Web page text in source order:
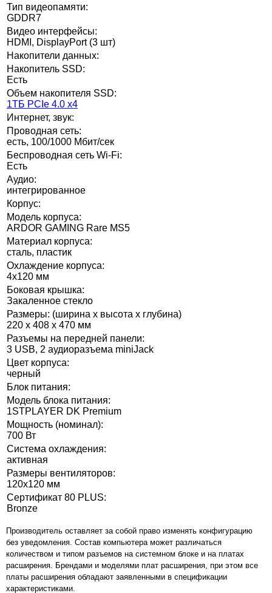
Тип видеопамяти:
GDDR7
Видео интерфейсы:
HDMI, DisplayPort (3 шт)
Накопители данных:
Накопитель SSD:
Есть
Объем накопителя SSD:
1ТБ PCIe 4.0 x4
Интернет, звук:
Проводная сеть:
есть, 100/1000 Мбит/сек
Беспроводная сеть Wi-Fi:
Есть
Аудио:
интегрированное
Корпус:
Модель корпуса:
ARDOR GAMING Rare MS5
Материал корпуса:
сталь, пластик
Охлаждение корпуса:
4х120 мм
Боковая крышка:
Закаленное стекло
Размеры: (ширина x высота x глубина)
220 x 408 x 470 мм
Разъемы на передней панели:
3 USB, 2 аудиоразъема miniJack
Цвет корпуса:
черный
Блок питания:
Модель блока питания:
1STPLAYER DK Premium
Мощность (номинал):
700 Вт
Система охлаждения:
активная
Размеры вентиляторов:
120x120 мм
Сертификат 80 PLUS:
Bronze
Производитель оставляет за собой право изменять конфигурацию
без уведомления. Состав компьютера может различаться
количеством и типом разъемов на системном блоке и на платах
расширения. Брендами и моделями плат расширения, при этом все
платы расширения обладают заявленными в спецификации
характеристиками.